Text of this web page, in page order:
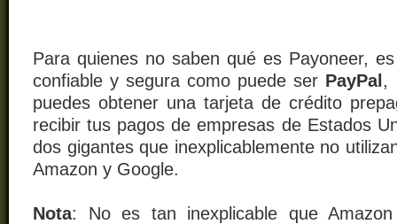
Para quienes no saben qué es Payoneer,
confiable y segura como puede ser PayPal ,
puedes obtener una tarjeta de crédito
recibir tus pagos de empresas de Estados
dos gigantes que inexplicablemente no
Amazon y Google.
Nota: No es tan inexplicable que